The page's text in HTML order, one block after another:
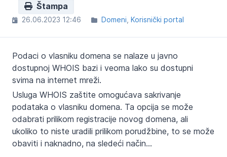
Štampa
26.06.2023 12:46 Domeni Korisnički portal
Podaci o vlasniku domena se nalaze u javno
dostupnoj WHOIS bazi i veoma lako su dostupni
svima na internet mreži.
Usluga WHOIS zaštite omogućava sakrivanje
podataka o vlasniku domena. Ta opcija se može
odabrati prilikom registracije novog domena, ali
ukoliko to niste uradili prilikom porudžbine, to se može
obaviti i naknadno, na sledeći način...